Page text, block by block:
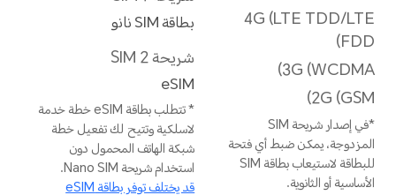
فلاش خلفي LED فردي
وضع الالتقاط
نمط فني بورتريه، صورة